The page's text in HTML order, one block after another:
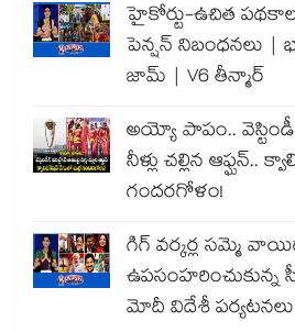
హైకోర్టు-ఉచిత
పెన్షన్ నిబంధనలు |
జామ్ | V6 తీన్మార్
అయ్యో పాపం..
నీళ్లు చల్లిన ఆఫ్ఘన్..
గందరగోళం!
గిగ్ వర్కర్ల సమ్మె
మోదీ విదేశీ